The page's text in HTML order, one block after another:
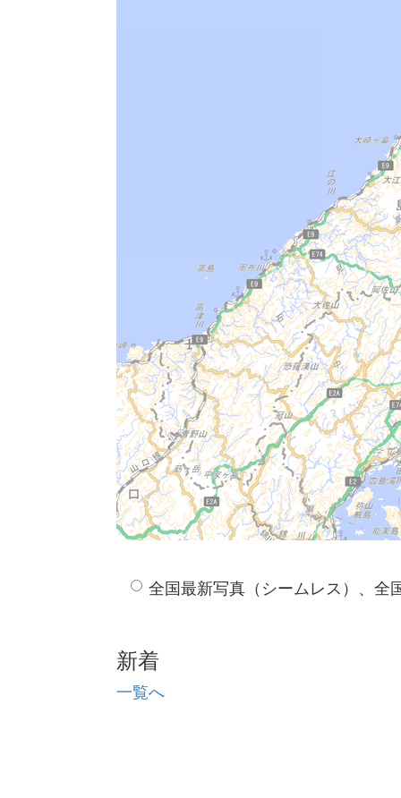
全国最新写真（シームレス）、全
新着
一覧へ